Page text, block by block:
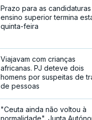
Prazo para as
ensino superior termina
quinta-feira
Viajavam com crianças
africanas. PJ deteve dois
homens por suspeitas de
de pessoas
"Ceuta ainda não voltou à